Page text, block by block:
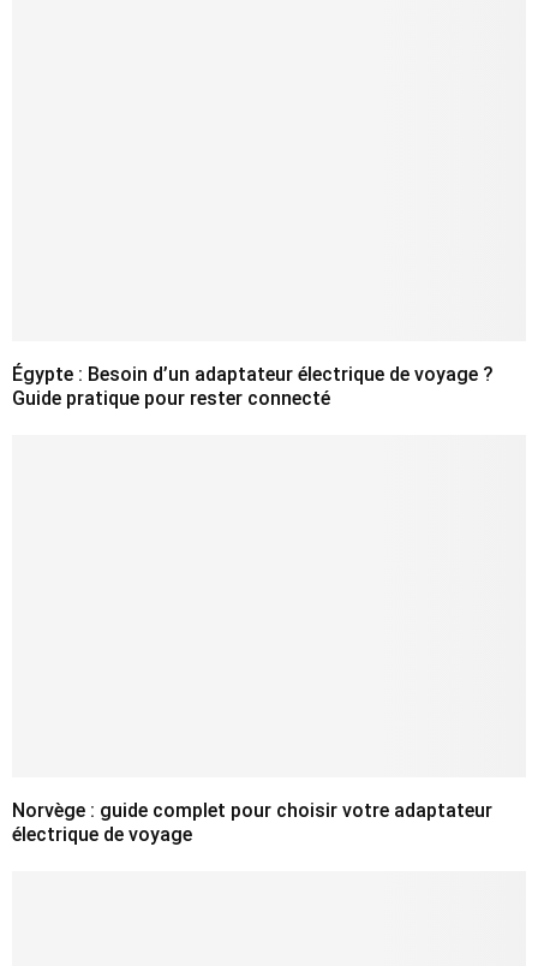
Égypte : Besoin d’un adaptateur électrique de voyage ?
Guide pratique pour rester connecté
Norvège : guide complet pour choisir votre adaptateur
électrique de voyage